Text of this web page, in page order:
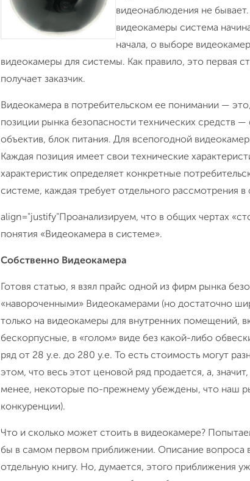
видеонаблюдения не
видеокамеры система
начала, о выборе
видеокамеры для системы. Как правило, это первая
получает заказчик.
Видеокамера в потребительском ее понимании —
позиции рынка безопасности технических средств
объектив, блок питания. Для всепогодной
Каждая позиция имеет свои технические
характеристик определяет конкретные
системе, каждая требует отдельного рассмотрения в
align="justify"Проанализируем, что в общих чертах
понятия «Видеокамера в системе».
Собственно Видеокамера
Готовя статью, я взял прайс одной из фирм рынка
«навороченными» Видеокамерами (но достаточно
только на видеокамеры для внутренних помещений,
бескорпусные, в «голом» виде без какой-либо
ряд от 28 у.е. до 280 у.е. То есть стоимость могут
этом, что весь этот ценовой ряд продается, а,
менее, некоторые по-прежнему убеждены, что наш
конкуренции).
Что и сколько может стоить в видеокамере?
бы в самом первом приближении. Описание вопроса в
отдельную книгу. Но, думается, этого приближения